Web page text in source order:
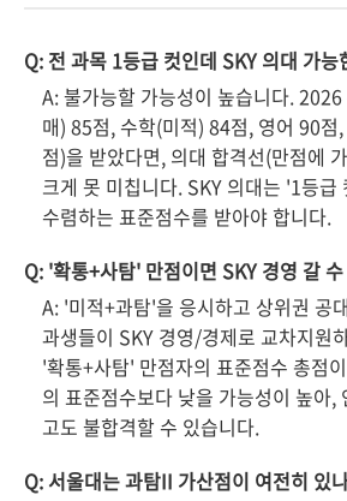
Q: 전 과목 1등급 컷인데 SKY 의대 가능
A: 불가능할 가능성이 높습니다.
매) 85점, 수학(미적) 84점, 영어 90
점)을 받았다면, 의대 합격선(만점에
크게 못 미칩니다. SKY 의대는 '1등
수렴하는 표준점수를 받아야 합니다.
Q: '확통+사탐' 만점이면 SKY 경영 갈
A: '미적+과탐'을 응시하고 상위권 공
과생들이 SKY 경영/경제로 교차지원
'확통+사탐' 만점자의 표준점수 총점
의 표준점수보다 낮을 가능성이 높아,
고도 불합격할 수 있습니다.
Q: 서울대는 과탐II 가산점이 여전히 있